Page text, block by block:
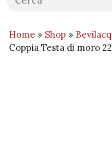
Home » Shop »
Coppia Testa di moro